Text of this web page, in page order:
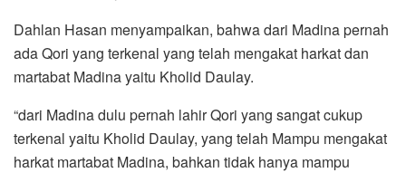
Dahlan Hasan menyampaikan, bahwa dari Madina pernah
ada Qori yang terkenal yang telah mengakat harkat dan
martabat Madina yaitu Kholid Daulay.
“dari Madina dulu pernah lahir Qori yang sangat cukup
terkenal yaitu Kholid Daulay, yang telah Mampu mengakat
harkat martabat Madina, bahkan tidak hanya mampu